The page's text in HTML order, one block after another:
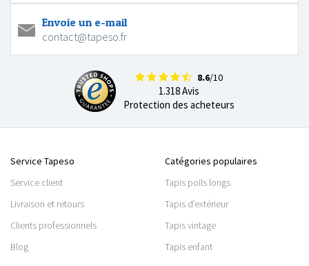
Envoie un e-mail
contact@tapeso.fr
8.6/10
1.318 Avis
Protection des acheteurs
Service Tapeso
Service client
Livraison et retours
Clients professionnels
Blog
Catégories populaires
Tapis poils longs
Tapis d’extérieur
Tapis vintage
Tapis enfant